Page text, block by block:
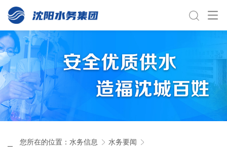
您所在的位置： 水务信息
水务要闻